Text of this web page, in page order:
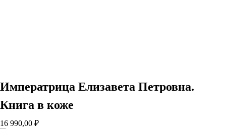
Императрица Елизавета Петровна.
Книга в коже
16 990,00 ₽